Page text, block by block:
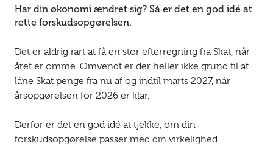
Har din økonomi ændret sig? Så er det en god idé at
rette forskudsopgørelsen.
Det er aldrig rart at få en stor efterregning fra Skat, når
året er omme. Omvendt er der heller ikke grund til at
låne Skat penge fra nu af og indtil marts 2027, når
årsopgørelsen for 2026 er klar.
Derfor er det en god idé at tjekke, om din
forskudsopgørelse passer med din virkelighed.